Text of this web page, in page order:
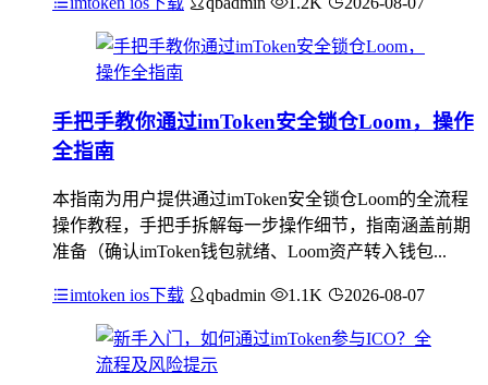
手把手教你通过imToken安全锁仓Loom，操作
全指南
本指南为用户提供通过imToken安全锁仓Loom的全流程
操作教程，手把手拆解每一步操作细节，指南涵盖前期
准备（确认imToken钱包就绪、Loom资产转入钱包...
imtoken ios下载 qbadmin 1.1K 2026-08-07